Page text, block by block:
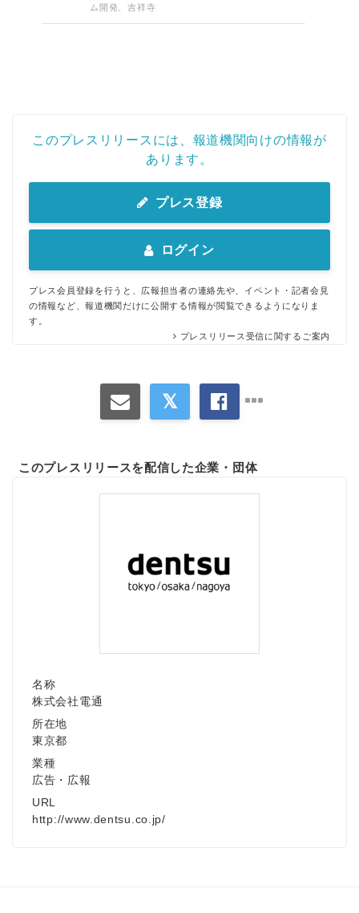
ム開発、吉祥寺
このプレスリリースには、報道機関向けの情報が
あります。
プレス登録
ログイン
プレス会員登録を行うと、広報担当者の連絡先や、イベント・記者会見
の情報など、報道機関だけに公開する情報が閲覧できるようになりま
す。
プレスリリース受信に関するご案内
このプレスリリースを配信した企業・団体
名称
株式会社電通
所在地
東京都
業種
広告・広報
URL
http://www.dentsu.co.jp/